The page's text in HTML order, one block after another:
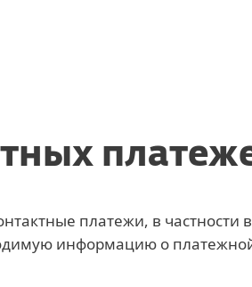
платежи, в частности
информацию о